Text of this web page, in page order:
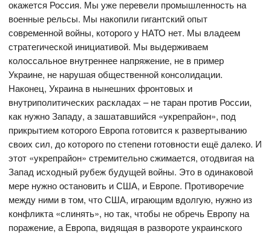
окажется Россия. Мы уже перевели промышленность на
военные рельсы. Мы накопили гигантский опыт
современной войны, которого у НАТО нет. Мы владеем
стратегической инициативой. Мы выдерживаем
колоссальное внутреннее напряжение, не в пример
Украине, не нарушая общественной консолидации.
Наконец, Украина в нынешних фронтовых и
внутриполитических раскладах – не таран против России,
как нужно Западу, а зашатавшийся «укрепрайон», под
прикрытием которого Европа готовится к развертыванию
своих сил, до которого по степени готовности ещё далеко. И
этот «укрепрайон» стремительно сжимается, отодвигая на
Запад исходный рубеж будущей войны. Это в одинаковой
мере нужно остановить и США, и Европе. Противоречие
между ними в том, что США, играющим вдолгую, нужно из
конфликта «слинять», но так, чтобы не обречь Европу на
поражение, а Европа, видящая в развороте украинского